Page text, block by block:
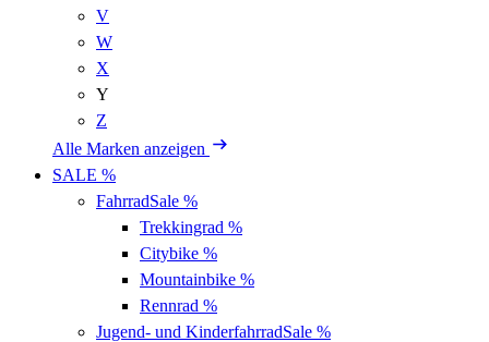
V
W
X
Y
Z
Alle Marken anzeigen
SALE %
FahrradSale %
Trekkingrad %
Citybike %
Mountainbike %
Rennrad %
Jugend- und KinderfahrradSale %